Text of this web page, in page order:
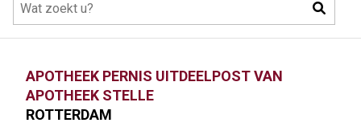
APOTHEEK PERNIS UITDEELPOST VAN
APOTHEEK STELLE
ROTTERDAM